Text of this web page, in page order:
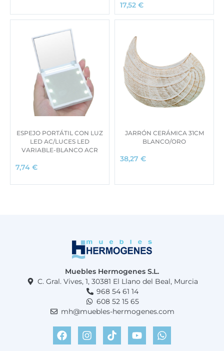
17,52 €
ESPEJO PORTÁTIL CON LUZ
LED AC/LUCES LED
VARIABLE-BLANCO ACR
7,74 €
JARRÓN CERÁMICA 31CM
BLANCO/ORO
38,27 €
Muebles Hermogenes S.L.
C. Gral. Vives, 1, 30381 El Llano del Beal, Murcia
968 54 61 14
608 52 15 65
mh@muebles-hermogenes.com
F
a
c
I
n
s
T
i
k
Y
o
u
W
h
a